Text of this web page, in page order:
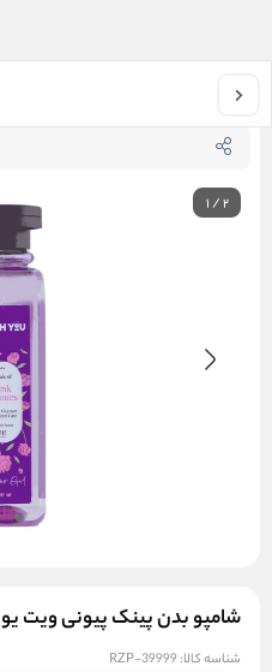
خانه
1/2
شامپو بدن پینک پیونی ویت یو 250 میل
شناسه کالا: RZP-39999